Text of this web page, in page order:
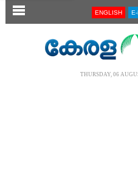
SECTIONS ENGLISH
THURSDAY, 06